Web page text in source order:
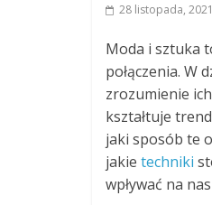
28 listopada, 2021
Moda i sztuka
połączenia. W
zrozumienie
kształtuje
jaki sposób te
jakie techniki
wpływać na